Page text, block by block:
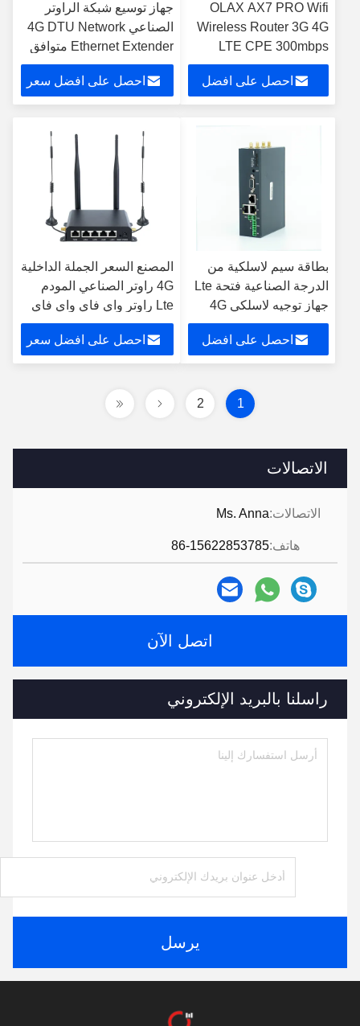
الاتصالات
الاتصالات:Ms. Anna
هاتف:86-15622853785
اتصل الآن
راسلنا بالبريد الإلكتروني
يرسل
OLAX AX7 PRO Wifi
Wireless Router 3G 4G
LTE CPE 300mbps
5000mAh Power Wifi
Router Modem with Sim
Card Slot
احصل على افضل
جهاز توسيع شبكة الراوتر
الصناعي 4G DTU Network
Ethernet Extender متوافق
مع مفتاح POE Ethernet
احصل على افضل سعر
بطاقة سيم لاسلكية من
الدرجة الصناعية فتحة Lte
جهاز توجيه لاسلكي 4G
جهاز توجيه صناعي DTU
دعم STA وضع العمل Wifi
Serive
احصل على افضل
المصنع السعر الجملة الداخلية
4G راوتر الصناعي المودم
Lte راوتر واي فاي واي فاي
لاسلكي 4G راوتر مع فتحة
بطاقة سيماحصل على افضل سعر
1
2